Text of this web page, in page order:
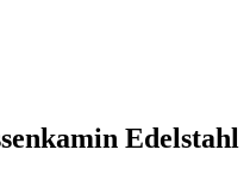
Edelstahl